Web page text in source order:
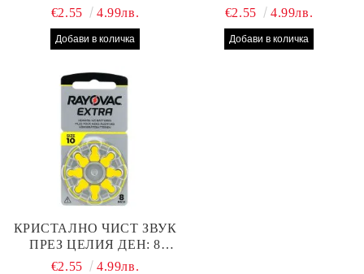
БРОЯ RAYOVAC EXTRA
СЛУХОВ АПАРАТ С
€2.55 4.99лв.
БРОЯ RAYOVAC EXTRA
ПРОИЗВОДИТЕЛНОСТ
€2.55 4.99лв.
КРИСТАЛНО ЧИСТ ЗВУК
ПРЕЗ ЦЕЛИЯ ДЕН: 8
БРОЯ RAYOVAC EXTRA
€2.55 4.99лв.